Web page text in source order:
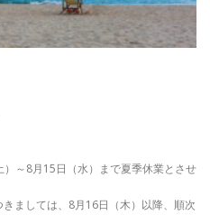
～8月15日（水）まで夏季休業とさせ
ましては、8月16日（木）以降、順次